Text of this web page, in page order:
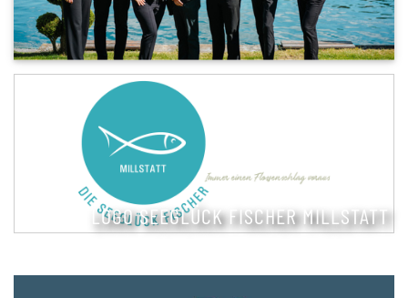
LOGO SEEGLÜCK FISCHER MILLSTATT